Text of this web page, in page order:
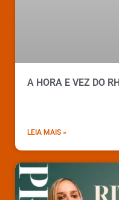
A HORA E VEZ DO RH
LEIA MAIS »